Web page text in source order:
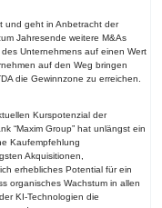
und geht in Anbetracht der
Jahresende weitere M&As
Unternehmens auf einen Wert
auf den Weg bringen
die Gewinnzone zu erreichen.
Kurspotenzial der
“Maxim Group” hat unlängst ein
Kaufempfehlung
Akquisitionen,
erhebliches Potential für ein
organisches Wachstum in allen
KI-Technologien die